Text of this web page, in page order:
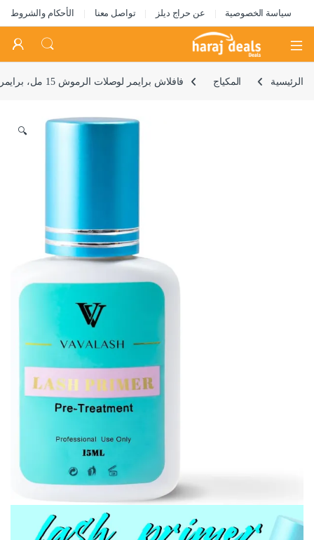
سياسة الخصوصية عن حراج ديلز تواصل معنا الأحكام والشروط
Open
الرئيسية المكياج فافلاش برايمر لوصلات الرموش 15 مل، برايمر لوصلات الرموش لزيادة قوة الالتصاق ويزيل البروتينات والزيوت بسهولة، ينظف الرموش الطبيعية للاستخدام الاحترافي فقط (15 مل)
🔍